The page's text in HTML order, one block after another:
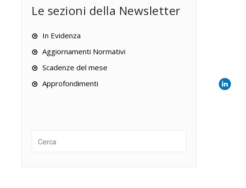
Le sezioni della Newsletter
In Evidenza
Aggiornamenti Normativi
Scadenze del mese
Approfondimenti